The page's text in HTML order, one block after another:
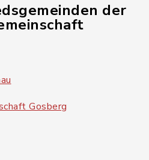
der
Gosberg